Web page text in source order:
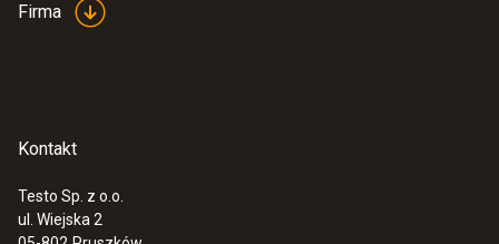
Firma
Kontakt
Testo Sp. z o.o.
ul. Wiejska 2